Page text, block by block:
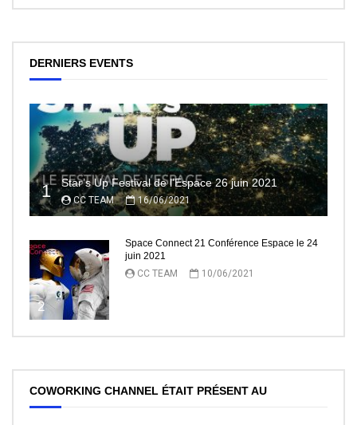
DERNIERS EVENTS
1 Star’s Up Festival de l’Espace 26 juin 2021
CC TEAM 16/06/2021
2
Space Connect 21 Conférence Espace le 24
juin 2021
CC TEAM
10/06/2021
COWORKING CHANNEL ÉTAIT PRÉSENT AU